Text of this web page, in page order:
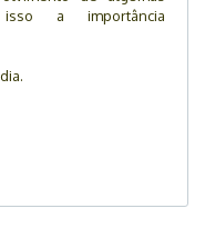
isso a importância